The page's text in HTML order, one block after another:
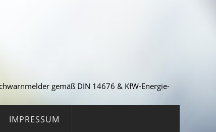
gemäß DIN 14676 & KfW-Energie-
IMPRESSUM